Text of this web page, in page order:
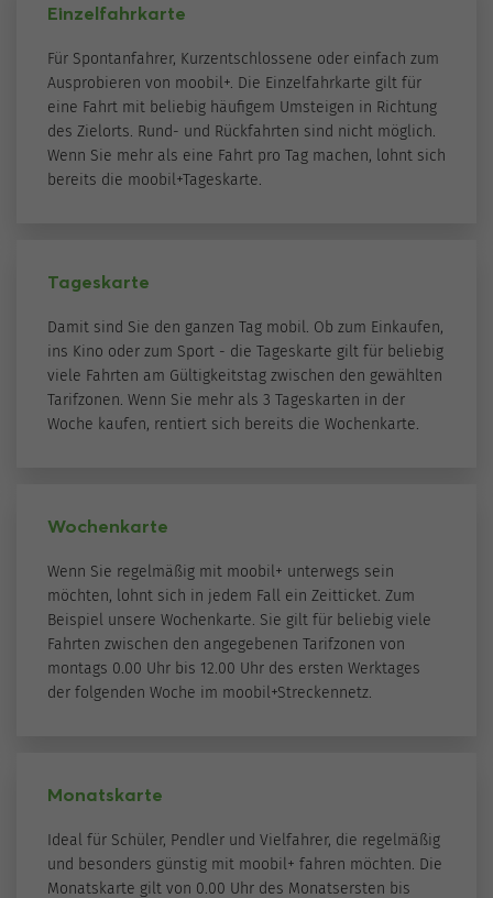
Einzelfahrkarte
Für Spontanfahrer, Kurzentschlossene oder einfach zum
Ausprobieren von moobil+. Die Einzelfahrkarte gilt für
eine Fahrt mit beliebig häufigem Umsteigen in Richtung
des Zielorts. Rund- und Rückfahrten sind nicht möglich.
Wenn Sie mehr als eine Fahrt pro Tag machen, lohnt sich
bereits die moobil+Tageskarte.
Tageskarte
Damit sind Sie den ganzen Tag mobil. Ob zum Einkaufen,
ins Kino oder zum Sport - die Tageskarte gilt für beliebig
viele Fahrten am Gültigkeitstag zwischen den gewählten
Tarifzonen. Wenn Sie mehr als 3 Tageskarten in der
Woche kaufen, rentiert sich bereits die Wochenkarte.
Wochenkarte
Wenn Sie regelmäßig mit moobil+ unterwegs sein
möchten, lohnt sich in jedem Fall ein Zeitticket. Zum
Beispiel unsere Wochenkarte. Sie gilt für beliebig viele
Fahrten zwischen den angegebenen Tarifzonen von
montags 0.00 Uhr bis 12.00 Uhr des ersten Werktages
der folgenden Woche im moobil+Streckennetz.
Monatskarte
Ideal für Schüler, Pendler und Vielfahrer, die regelmäßig
und besonders günstig mit moobil+ fahren möchten. Die
Monatskarte gilt von 0.00 Uhr des Monatsersten bis